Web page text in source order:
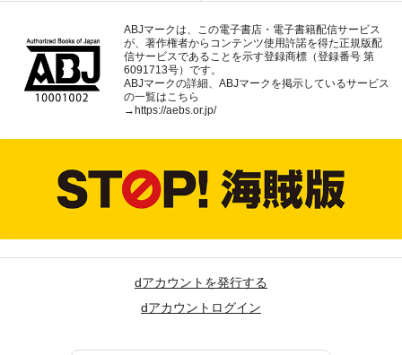
ABJマークは、この電子書店・電子書籍配信サービス
が、著作権者からコンテンツ使用許諾を得た正規版配
信サービスであることを示す登録商標（登録番号 第
6091713号）です。
ABJマークの詳細、ABJマークを掲示しているサービス
の一覧はこちら
→ https://aebs.or.jp/
dアカウントを発行する
dアカウントログイン